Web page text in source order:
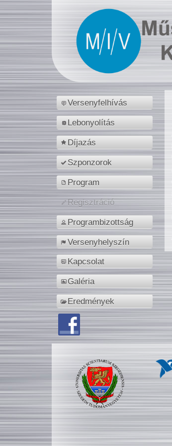
Versenyfelhívás
Lebonyolítás
Díjazás
Szponzorok
Program
Regisztráció
Programbizottság
Versenyhelyszín
Kapcsolat
Galéria
Eredmények